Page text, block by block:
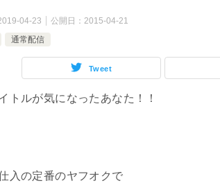
04-23 公開日： 2015-04-21
通常配信
Tweet
トルが気になったあなた！！
入の定番のヤフオクで